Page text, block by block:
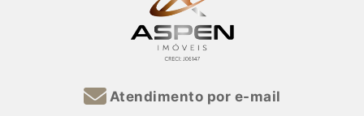
Atendimento por e-mail